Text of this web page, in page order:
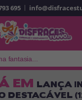
sou cliente
sua senha?
695 |
EM LANÇA
DESTACÁVEL